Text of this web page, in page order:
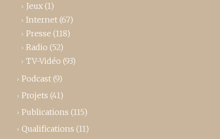
Jeux (1)
Internet (67)
Presse (118)
Radio (52)
TV-Vidéo (93)
Podcast (9)
Projets (41)
Publications (115)
Qualifications (11)